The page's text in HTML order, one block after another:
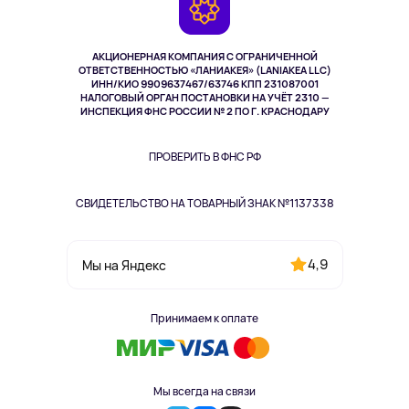
АКЦИОНЕРНАЯ КОМПАНИЯ С ОГРАНИЧЕННОЙ
ОТВЕТСТВЕННОСТЬЮ «ЛАНИАКЕЯ» (LANIAKEA LLC)
ИНН/КИО 9909637467/63746 КПП 231087001
НАЛОГОВЫЙ ОРГАН ПОСТАНОВКИ НА УЧЁТ 2310 —
ИНСПЕКЦИЯ ФНС РОССИИ № 2 ПО Г. КРАСНОДАРУ
ПРОВЕРИТЬ В ФНС РФ
СВИДЕТЕЛЬСТВО НА ТОВАРНЫЙ ЗНАК №1137338
Мы на Яндекс 4,9
Принимаем к оплате
Мы всегда на связи
Здоровье питомцев
Одежда и аксессуары